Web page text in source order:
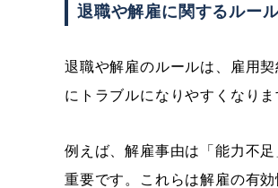
退職や解雇に関するルー
退職や解雇のルールは、雇用
にトラブルになりやすくなりま
例えば、解雇事由は「能力不
重要です。これらは解雇の有